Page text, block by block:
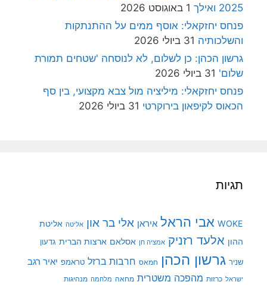
2025 ואילך
1 באוגוסט 2026
פנחס יחזקאלי: אוסף ממים על ההתנתקות
והשלכותיה 31 ביולי 2026
גרשון הכהן: כן לשלום, לא לנוסחה 'שטחים תמורת
שלום' 31 ביולי 2026
פנחס יחזקאלי: מיליציה מול צבא מקצועי, בין סף
הכאוס לקיפאון בירוקרטי 31 ביולי 2026
תגיות
WOKE אבי הראל איראן אלי בר און אליטה אליטת
ההון אלעד רזניק אמציה חן אסלאם ארצות הברית גדעון
שניר גרשון הכהן חמאס חרבות ברזל טראמפ יאיר רגב
ישראל כרזות מהפכה משטרית מחאה מלחמה מנהיגות